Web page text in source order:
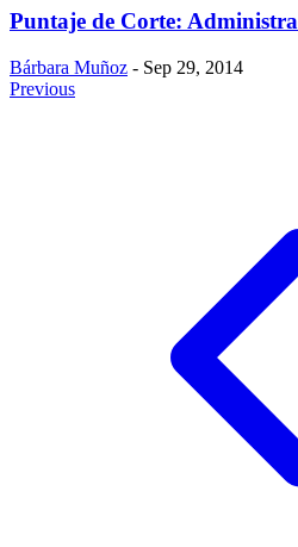
Puntaje de Corte:
Bárbara Muñoz - Sep 29, 2014
Previous